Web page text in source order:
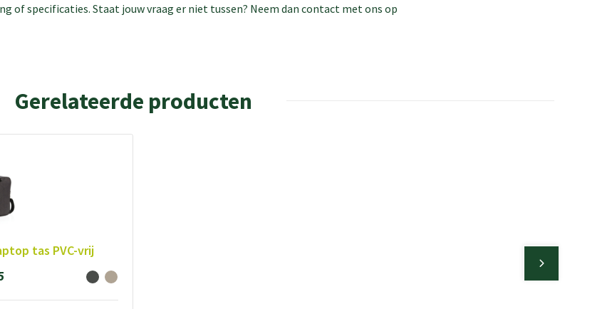
of specificaties. Staat jouw vraag er niet tussen? Neem dan contact met ons op
Gerelateerde producten
tas PVC-vrij